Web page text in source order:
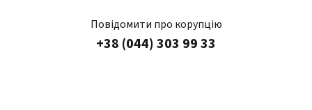
Повідомити про корупцію
+38 (044) 303 99 33